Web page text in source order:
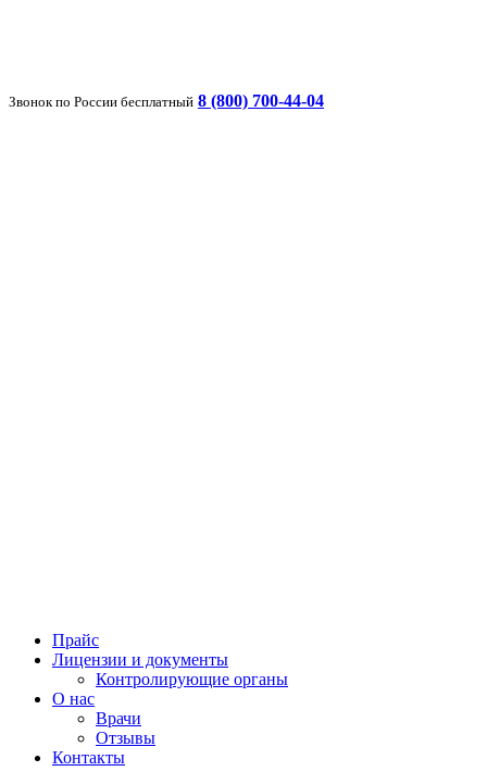
Звонок по России бесплатный 8 (800) 700-44-04
Прайс
Лицензии и документы
Контролирующие органы
О нас
Врачи
Отзывы
Контакты